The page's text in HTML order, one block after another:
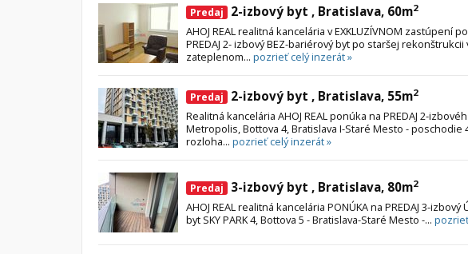
Predaj 2-izbový byt , Bratislava, 60m2
AHOJ REAL realitná kancelária v EXKLUZÍVNOM zastúpení
PREDAJ 2- izbový BEZ-bariérový byt po staršej rekonštrukcii
zateplenom... pozrieť celý inzerát »
Predaj 2-izbový byt , Bratislava, 55m2
Realitná kancelária AHOJ REAL ponúka na PREDAJ 2-
Metropolis, Bottova 4, Bratislava I-Staré Mesto - poschodie
rozloha... pozrieť celý inzerát »
Predaj 3-izbový byt , Bratislava, 80m2
AHOJ REAL realitná kancelária PONÚKA na PREDAJ 3-izbový
byt SKY PARK 4, Bottova 5 - Bratislava-Staré Mesto -...